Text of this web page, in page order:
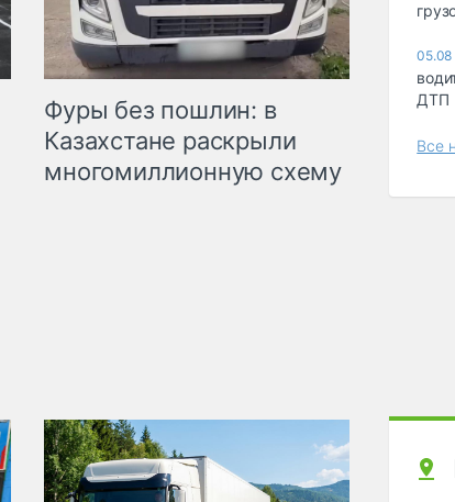
Фуры без пошлин: в
Казахстане раскрыли
многомиллионную схему
05.08
ДТП
Все